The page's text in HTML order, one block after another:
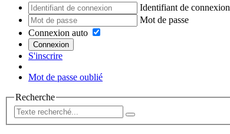
Identifiant de connexion
Mot de passe
Connexion auto
Connexion
S'inscrire
Mot de passe oublié
Recherche